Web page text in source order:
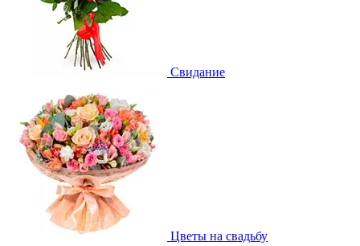
Свидание
Цветы на свадьбу